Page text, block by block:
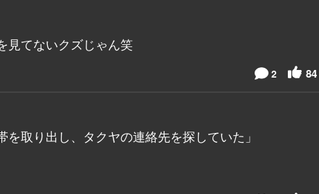
見てないクズじゃん笑
84
2
取り出し、タクヤの連絡先を探していた」